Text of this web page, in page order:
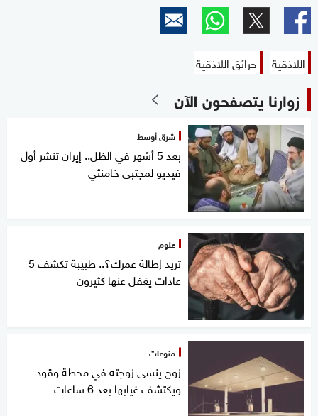
اللاذقية حرائق اللاذقية
زوارنا يتصفحون الآن
شرق أوسط
بعد 5 أشهر في الظل.. إيران تنشر أول
فيديو لمجتبى خامنئي
علوم
تريد إطالة عمرك؟.. طبيبة تكشف 5
عادات يغفل عنها كثيرون
منوعات
زوج ينسى زوجته في محطة وقود
ويكتشف غيابها بعد 6 ساعات